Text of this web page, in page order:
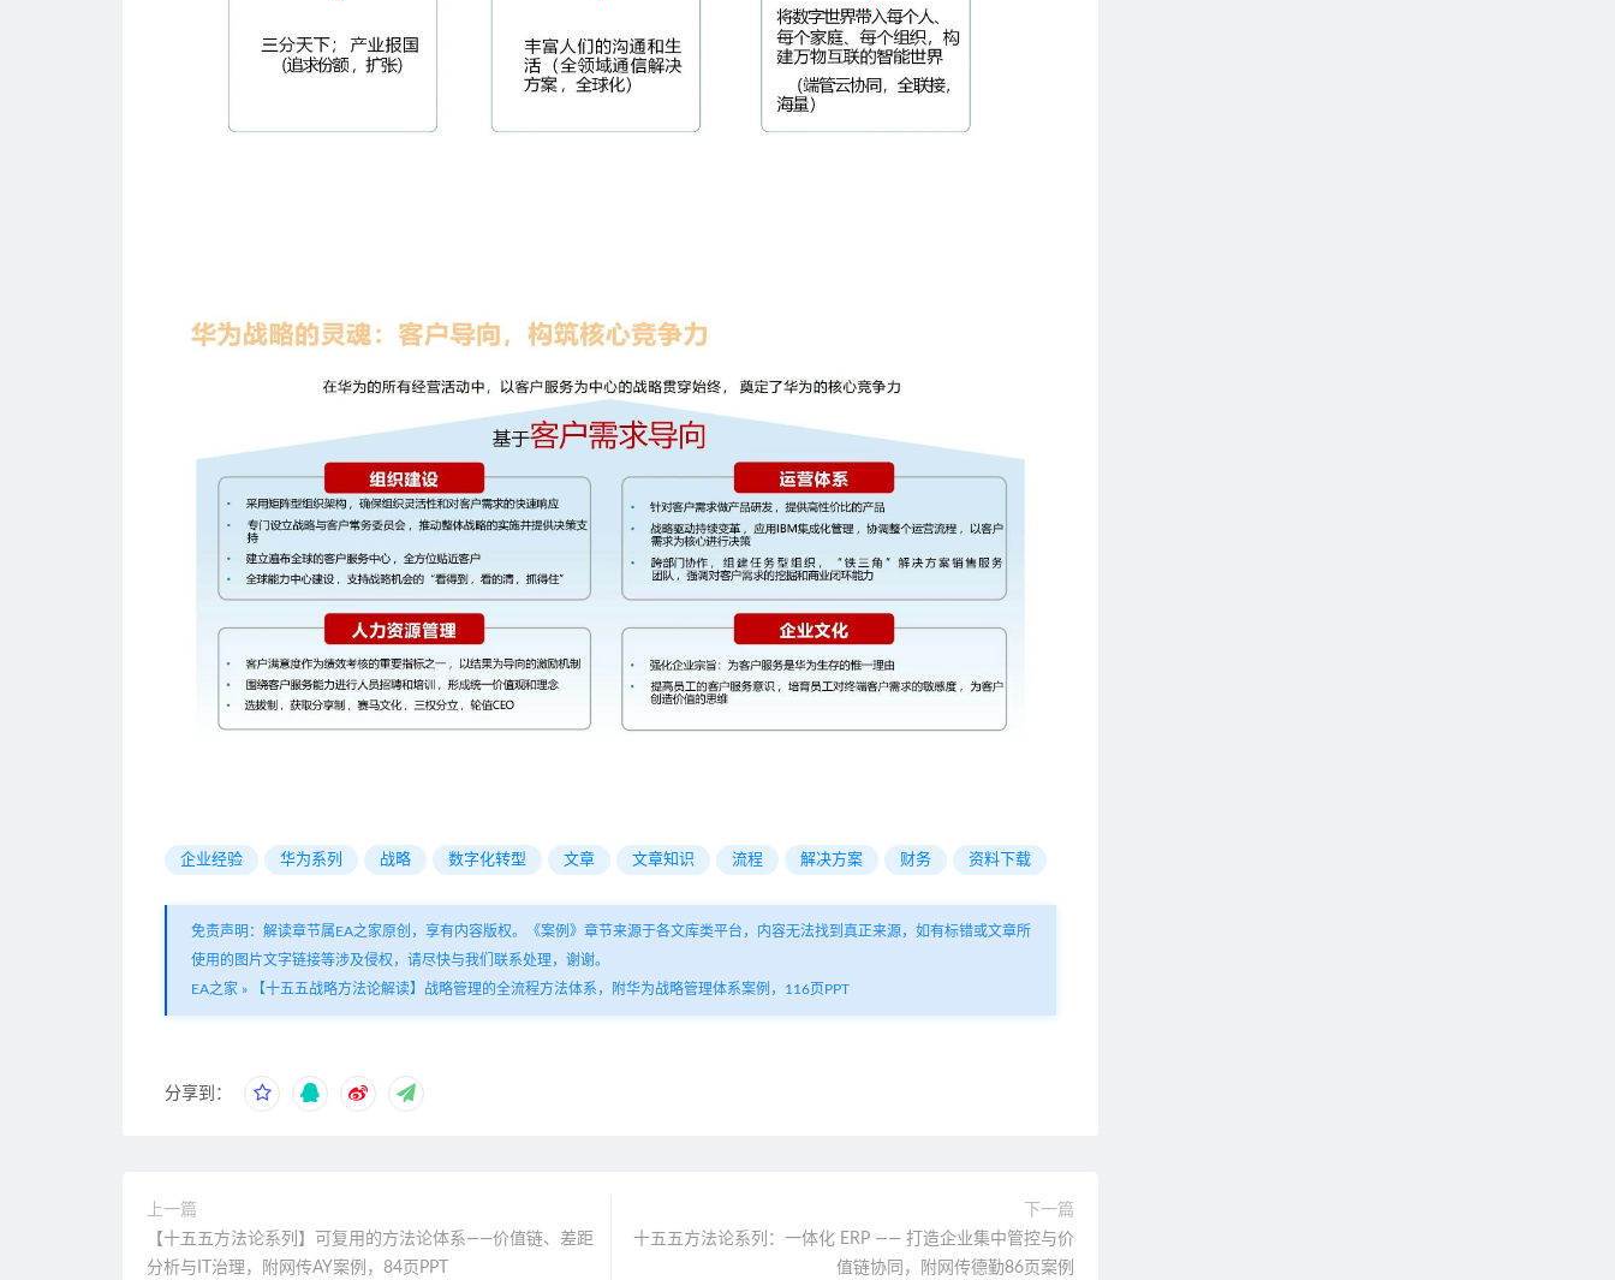
企业经验 华为系列 战略 数字化转型 文章 文章知识 流程 解决方案 财务 资料下载
免责声明：解读章节属EA之家原创，享有内容版权。《案例》章节来源于各文库类平台，内容无法找到真正来源，如有标错或文章所
使用的图片文字链接等涉及侵权，请尽快与我们联系处理，谢谢。
EA之家 » 【十五五战略方法论解读】战略管理的全流程方法体系，附华为战略管理体系案例，116页PPT
分享到：
上一篇
【十五五方法论系列】可复用的方法论体系——价值链、差距
分析与IT治理，附网传AY案例，84页PPT
下一篇
十五五方法论系列：一体化 ERP —— 打造企业集中管控与价
值链协同，附网传德勤86页案例